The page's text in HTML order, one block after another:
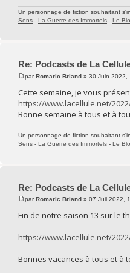
Un personnage de fiction souhaitant
Sens - La Guerre des Immortels - Le
Re: Podcasts de La
parRomaric Briand » 30 Juin 2022,
Cette semaine, je vous
https://www.lacellule.net/
Bonne semaine à tous et à
Un personnage de fiction souhaitant
Sens - La Guerre des Immortels - Le
Re: Podcasts de La
parRomaric Briand » 07 Juil 2022,
Fin de notre saison 13 sur le
https://www.lacellule.net/
Bonnes vacances à tous et à